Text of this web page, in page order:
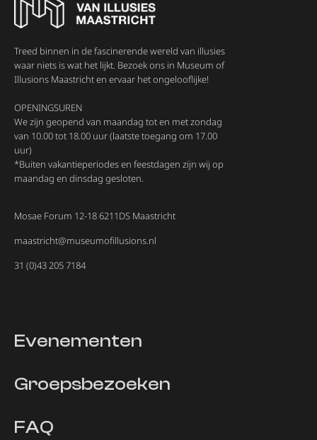
Treed binnen in de fascinerende wereld van illusies
waar niets is wat het lijkt. Bezoek ons in Museum of
Illusions Maastricht en ervaar het ongelooflijke!
OPENINGSUREN
We zijn geopend van maandag tot en met zondag
van 10.00 tot 18.00 uur (laatste toegang om 17.00
uur)
*Buiten vakantieperiodes en feestdagen zijn wij op
maandag en dinsdag gesloten.
Mosae Forum 12-18 6211DS Maastricht
maastricht@museumofillusions.nl
31 (0)43 205 7184
Evenementen
Groepsbezoeken
FAQ